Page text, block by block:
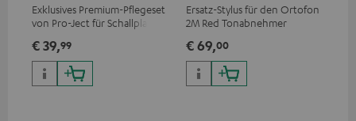
Exklusives Premium-Pflegeset
von Pro-Ject für Schallplatten
Webshop erhältlich
€ 39,99
Ersatz-Stylus für den Ortofon
2M Red Tonabnehmer
€ 69,00